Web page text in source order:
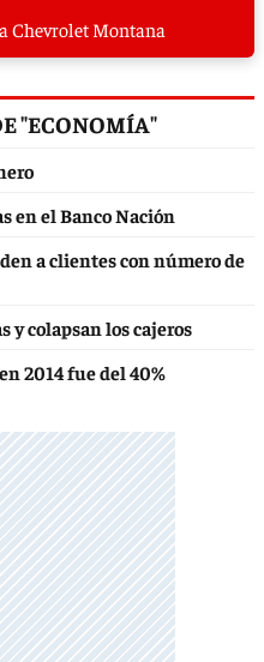
Chevrolet Montana
"ECONOMÍA"
en el Banco Nación
a clientes con número de
y colapsan los cajeros
2014 fue del 40%